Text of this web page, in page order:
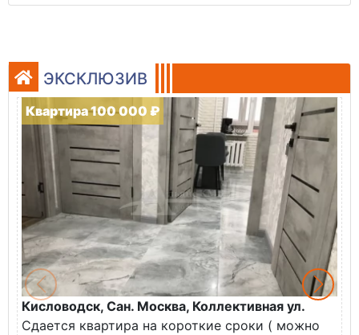
ЭКСКЛЮЗИВ
Квартира 100 000 ₽
Кисловодск, Сан. Москва, Коллективная ул.
Сдается квартира на короткие сроки ( можно